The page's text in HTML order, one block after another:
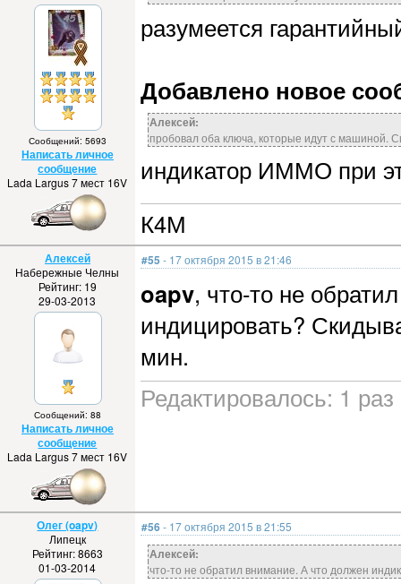
Сообщений: 5693
Написать личное
сообщение
Lada Largus 7 мест 16V
разумеется
Добавлено новое
Алексей:
пробовал оба ключа, которые идут с машиной.
индикатор ИММО при
К4М
Алексей
Набережные Челны
Рейтинг: 19
29-03-2013
Сообщений: 88
Написать личное
сообщение
Lada Largus 7 мест 16V
#55 - 17 октября 2015 в 21:46
oapv, что-то не
индицировать?
мин.
Редактировалось: 1
Олег (oapv)
Липецк
Рейтинг: 8663
01-03-2014
#56- 17 октября 2015 в 21:55
Алексей:
что-то не обратил внимание. А что должен